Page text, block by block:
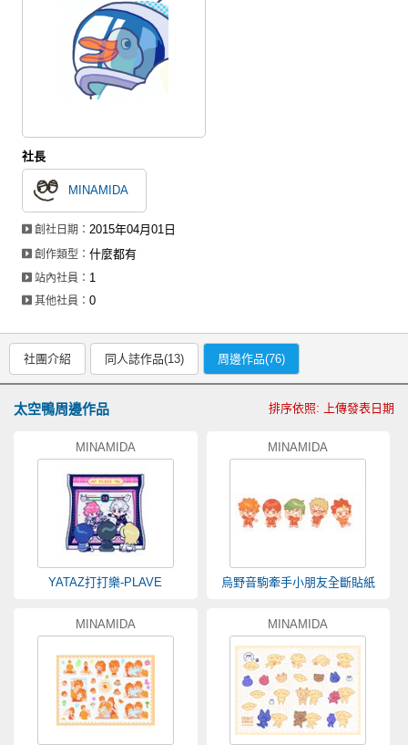
註冊會員
登入
社長
MINAMIDA
創社日期：2015年04月01日
創作類型：什麼都有
站內社員： 1
其他社員：0
社團介紹 同人誌作品(13) 周邊作品(76)
太空鴨周邊作品 排序依照: 上傳發表日期
MINAMIDA
YATAZ打打樂-PLAVE
MINAMIDA
烏野音駒牽手小朋友全斷貼紙
MINAMIDA MINAMIDA